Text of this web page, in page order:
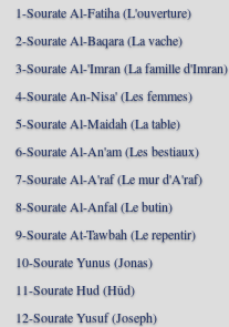
1-Sourate Al-Fatiha (L'ouverture)
2-Sourate Al-Baqara (La vache)
3-Sourate Al-'Imran (La famille d'Imran)
4-Sourate An-Nisa' (Les femmes)
5-Sourate Al-Maidah (La table)
6-Sourate Al-An'am (Les bestiaux)
7-Sourate Al-A'raf (Le mur d'A'raf)
8-Sourate Al-Anfal (Le butin)
9-Sourate At-Tawbah (Le repentir)
10-Sourate Yunus (Jonas)
11-Sourate Hud (Hûd)
12-Sourate Yusuf (Joseph)